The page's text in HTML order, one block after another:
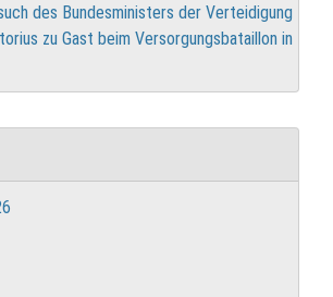
des Bundesministers der Verteidigung
zu Gast beim Versorgungsbataillon in